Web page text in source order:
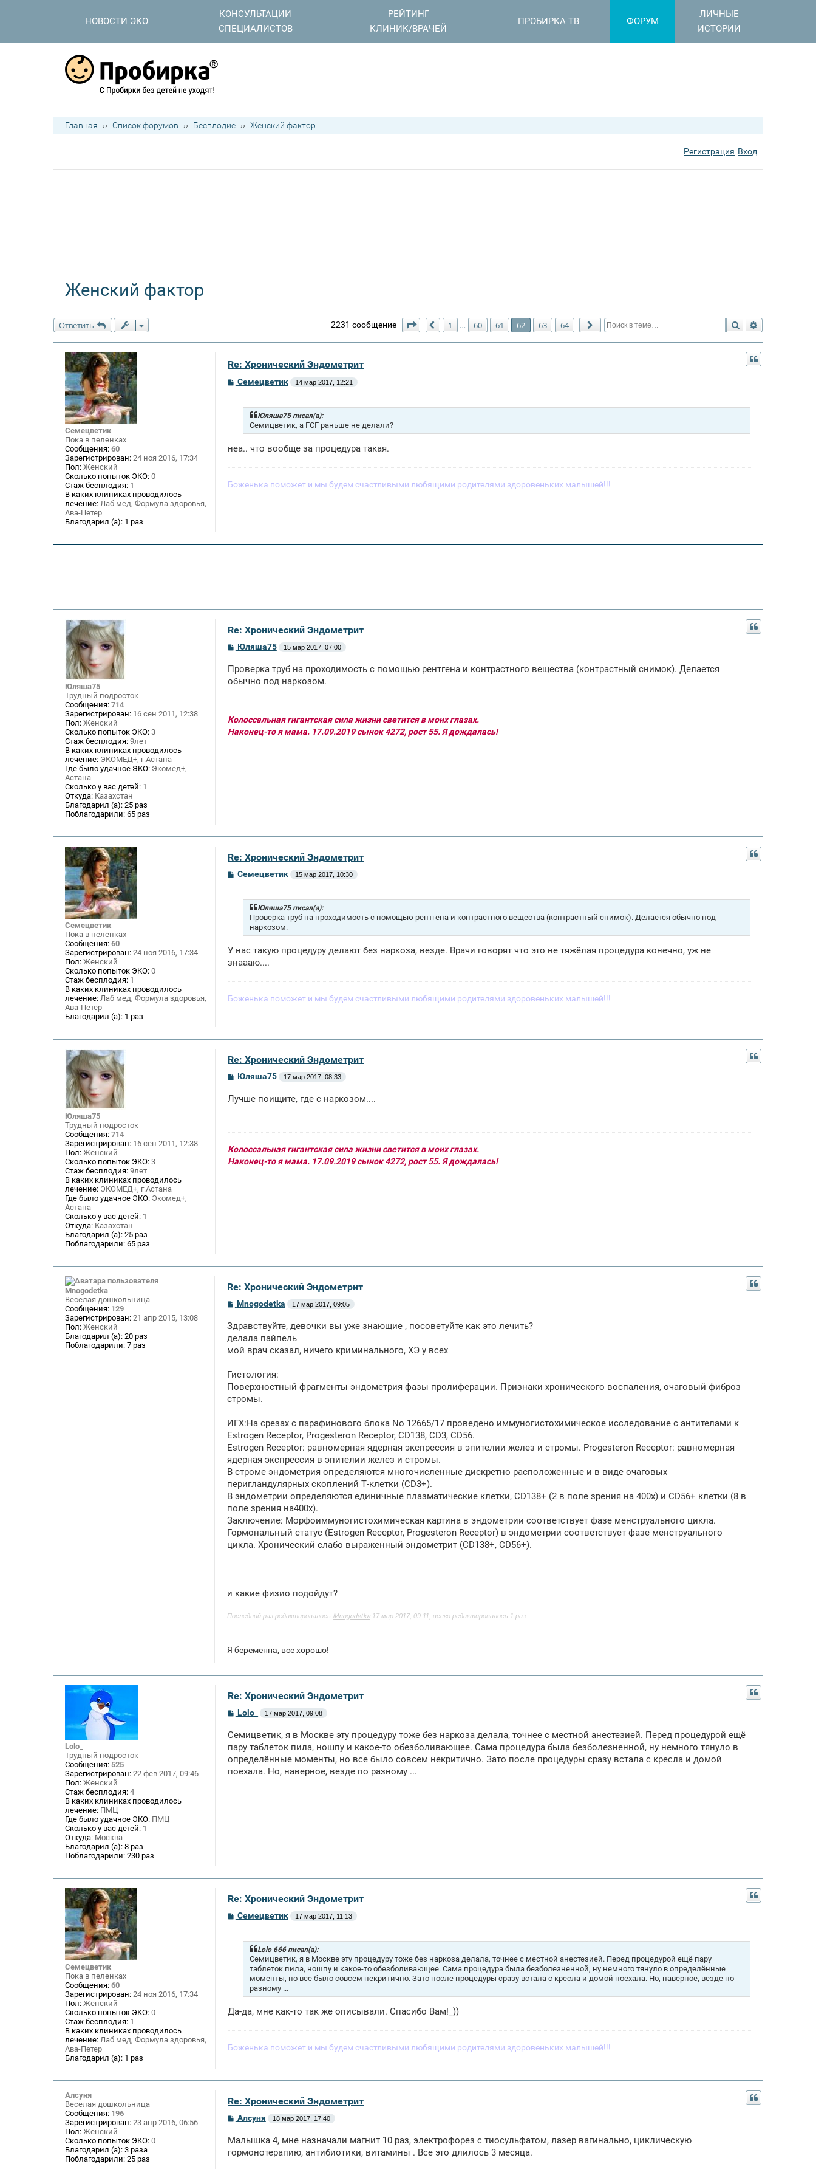
НОВОСТИ ЭКО
КОНСУЛЬТАЦИИ
СПЕЦИАЛИСТОВ
РЕЙТИНГ
КЛИНИК/ВРАЧЕЙ
ПРОБИРКА ТВ ФОРУМ
ЛИЧНЫЕ
ИСТОРИИ
Главная ›› Список форумов ›› Бесплодие ›› Женский фактор
Регистрация Вход
Женский фактор
Ответить Поиск
2231 сообщение Страница 62 из64
Пред.
1 … 60 61 62 63 64 След.
Семецветик
Пока в пеленках
Сообщения: 60
Зарегистрирован: 24 ноя 2016, 17:34
Пол: Женский
Сколько попыток ЭКО: 0
Стаж бесплодия: 1
В каких клиниках проводилось
лечение: Лаб мед, Формула здоровья,
Ава-Петер
Благодарил (а): 1 раз
Re: Хронический Эндометрит
С
е
Семецветик 14 мар 2017, 12:21
Юляша75 писал(а):
Семицветик, а ГСГ раньше не делали?
неа.. что вообще за процедура такая.
Боженька поможет и мы будем счастливыми любящими родителями здоровеньких малышей!!!
Юляша75
Трудный подросток
Сообщения: 714
Зарегистрирован: 16 сен 2011, 12:38
Пол: Женский
Сколько попыток ЭКО: 3
Стаж бесплодия: 9лет
В каких клиниках проводилось
лечение: ЭКОМЕД+, г.Астана
Где было удачное ЭКО: Экомед+,
Астана
Сколько у вас детей: 1
Откуда: Казахстан
Благодарил (а): 25 раз
Поблагодарили: 65 раз
Re: Хронический Эндометрит
С
б
щ
Юляша75 15 мар 2017, 07:00
Проверка труб на проходимость с помощью рентгена и контрастного вещества (контрастный снимок). Делается
обычно под наркозом.
Колоссальная гигантская сила жизни светится в моих глазах.
Наконец-то я мама. 17.09.2019 сынок 4272, рост 55. Я дождалась!
Семецветик
Пока в пеленках
Сообщения: 60
Зарегистрирован: 24 ноя 2016, 17:34
Пол: Женский
Сколько попыток ЭКО: 0
Стаж бесплодия: 1
В каких клиниках проводилось
лечение: Лаб мед, Формула здоровья,
Ава-Петер
Благодарил (а): 1 раз
Re: Хронический Эндометрит
ССемецветик 15 мар 2017, 10:30
Юляша75 писал(а):
Проверка труб на проходимость с помощью рентгена и контрастного вещества (контрастный снимок). Делается обычно под
наркозом.
У нас такую процедуру делают без наркоза, везде. Врачи говорят что это не тяжёлая процедура конечно, уж не
знаааю....
Боженька поможет и мы будем счастливыми любящими родителями здоровеньких малышей!!!
Юляша75
Трудный подросток
Сообщения: 714
Зарегистрирован: 16 сен 2011, 12:38
Пол: Женский
Сколько попыток ЭКО: 3
Стаж бесплодия: 9лет
В каких клиниках проводилось
лечение: ЭКОМЕД+, г.Астана
Где было удачное ЭКО: Экомед+,
Астана
Сколько у вас детей: 1
Откуда: Казахстан
Благодарил (а): 25 раз
Поблагодарили: 65 раз
Re: Хронический Эндометрит
С
б
Юляша75 17 мар 2017, 08:33
Лучше поищите, где с наркозом....
Колоссальная гигантская сила жизни светится в моих глазах.
Наконец-то я мама. 17.09.2019 сынок 4272, рост 55. Я дождалась!
Mnogodetka
Веселая дошкольница
Сообщения: 129
Зарегистрирован: 21 апр 2015, 13:08
Пол: Женский
Благодарил (а): 20 раз
Поблагодарили: 7 раз
Re: Хронический Эндометрит
С
б
щ
н
Mnogodetka 17 мар 2017, 09:05
Здравствуйте, девочки вы уже знающие , посоветуйте как это лечить?
делала пайпель
мой врач сказал, ничего криминального, ХЭ у всех
Гистология:
Поверхностный фрагменты эндометрия фазы пролиферации. Признаки хронического воспаления, очаговый фиброз
стромы.
ИГХ:На срезах с парафинового блока No 12665/17 проведено иммуногистохимическое исследование с антителами к
Estrogen Receptor, Progesteron Receptor, CD138, CD3, CD56.
Estrogen Receptor: равномерная ядерная экспрессия в эпителии желез и стромы. Progesteron Receptor: равномерная
ядерная экспрессия в эпителии желез и стромы.
В строме эндометрия определяются многочисленные дискретно расположенные и в виде очаговых
перигландулярных скоплений Т-клетки (CD3+).
В эндометрии определяются единичные плазматические клетки, CD138+ (2 в поле зрения на 400х) и CD56+ клетки (8 в
поле зрения на400х).
Заключение: Морфоиммуногистохимическая картина в эндометрии соответствует фазе менструального цикла.
Гормональный статус (Estrogen Receptor, Progesteron Receptor) в эндометрии соответствует фазе менструального
цикла. Хронический слабо выраженный эндометрит (CD138+, CD56+).
и какие физио подойдут?
Последний раз редактировалось Mnogodetka 17 мар 2017, 09:11, всего редактировалось 1 раз.
Я беременна, все хорошо!
Lolo_
Трудный подросток
Сообщения: 525
Зарегистрирован: 22 фев 2017, 09:46
Пол: Женский
Стаж бесплодия: 4
В каких клиниках проводилось
лечение: ПМЦ
Где было удачное ЭКО: ПМЦ
Сколько у вас детей: 1
Откуда: Москва
Благодарил (а): 8 раз
Поблагодарили: 230 раз
Re: Хронический Эндометрит
С
б
щ
н
и
Lolo_ 17 мар 2017, 09:08
Семицветик, я в Москве эту процедуру тоже без наркоза делала, точнее с местной анестезией. Перед процедурой ещё
пару таблеток пила, ношпу и какое-то обезболивающее. Сама процедура была безболезненной, ну немного тянуло в
определённые моменты, но все было совсем некритично. Зато после процедуры сразу встала с кресла и домой
поехала. Но, наверное, везде по разному ...
Семецветик
Пока в пеленках
Сообщения: 60
Зарегистрирован: 24 ноя 2016, 17:34
Пол: Женский
Сколько попыток ЭКО: 0
Стаж бесплодия: 1
В каких клиниках проводилось
лечение: Лаб мед, Формула здоровья,
Ава-Петер
Благодарил (а): 1 раз
Re: Хронический Эндометрит
ССемецветик 17 мар 2017, 11:13
Lolo 666 писал(а):
Семицветик, я в Москве эту процедуру тоже без наркоза делала, точнее с местной анестезией. Перед процедурой ещё пару
таблеток пила, ношпу и какое-то обезболивающее. Сама процедура была безболезненной, ну немного тянуло в определённые
моменты, но все было совсем некритично. Зато после процедуры сразу встала с кресла и домой поехала. Но, наверное, везде по
разному ...
Да-да, мне как-то так же описывали. Спасибо Вам!_))
Боженька поможет и мы будем счастливыми любящими родителями здоровеньких малышей!!!
Алсуня
Веселая дошкольница
Сообщения: 196
Зарегистрирован: 23 апр 2016, 06:56
Пол: Женский
Сколько попыток ЭКО: 0
Благодарил (а): 3 раза
Поблагодарили: 25 раз
Re: Хронический Эндометрит
С
б
щ
е
Алсуня 18 мар 2017, 17:40
Малышка 4, мне назначали магнит 10 раз, электрофорез с тиосульфатом, лазер вагинально, циклическую
гормонотерапию, антибиотики, витамины . Все это длилось 3 месяца.